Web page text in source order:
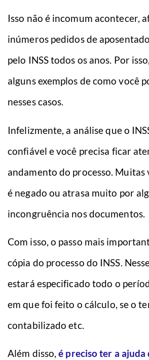
Isso não é incomum acontecer,
inúmeros pedidos de
pelo INSS todos os anos. Por
alguns exemplos de como você
nesses casos.
Infelizmente, a análise que o
confiável e você precisa ficar
andamento do processo. Muitas
é negado ou atrasa muito por
incongruência nos documentos.
Com isso, o passo mais
cópia do processo do INSS.
estará especificado todo o
em que foi feito o cálculo, se o
contabilizado etc.
Além disso,é preciso ter a ajuda